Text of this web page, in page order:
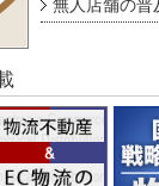
無人店舗の